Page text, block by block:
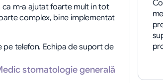
ca m-a ajutat foarte mult in tot
complex, bine implementat
telefon. Echipa de suport de
stomatologie generală